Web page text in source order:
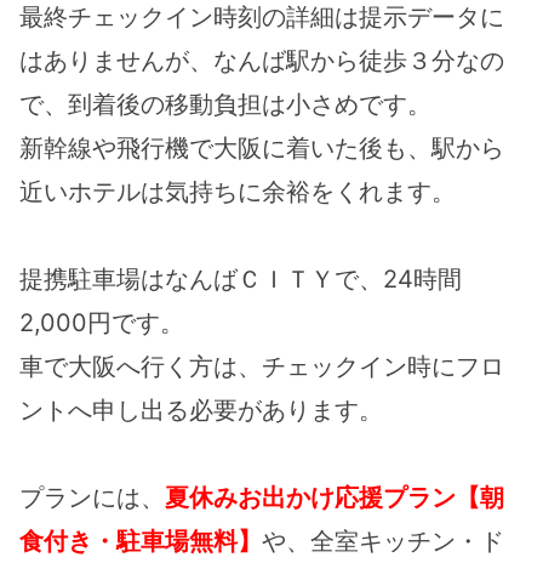
最終チェックイン時刻の詳細は提示データに
はありませんが、なんば駅から徒歩３分なの
で、到着後の移動負担は小さめです。
新幹線や飛行機で大阪に着いた後も、駅から
近いホテルは気持ちに余裕をくれます。
提携駐車場はなんばＣＩＴＹで、24時間
2,000円です。
車で大阪へ行く方は、チェックイン時にフロ
ントへ申し出る必要があります。
プランには、 夏休みお出かけ応援プラン【朝
食付き・駐車場無料】 や、全室キッチン・ド